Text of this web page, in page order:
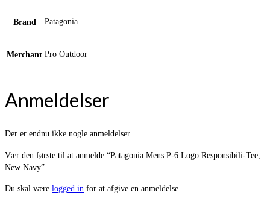
Brand Patagonia
Merchant Pro Outdoor
Anmeldelser
Der er endnu ikke nogle anmeldelser.
Vær den første til at anmelde “Patagonia Mens P-6 Logo Responsibili-Tee,
New Navy”
Du skal være logged in for at afgive en anmeldelse.